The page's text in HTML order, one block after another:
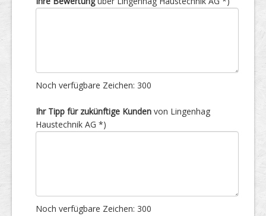
Noch verfügbare Zeichen: 300
Ihr Tipp für zukünftige Kunden von Lingenhag
Haustechnik AG *)
Noch verfügbare Zeichen: 300